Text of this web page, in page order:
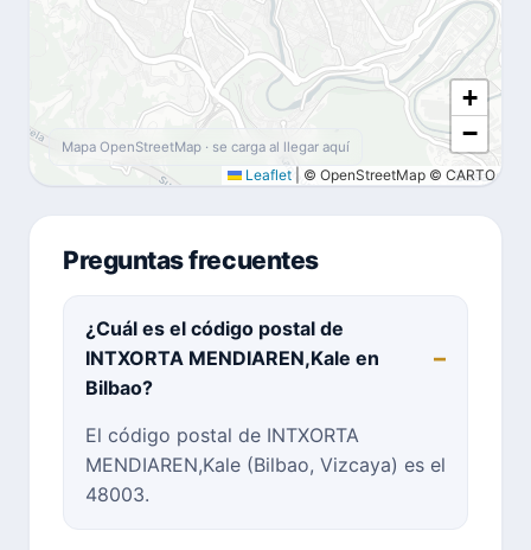
+
−
Leaflet © OpenStreetMap © CARTO
Mapa OpenStreetMap · se carga al llegar aquí
Preguntas frecuentes
¿Cuál es el código postal de
INTXORTA MENDIAREN,Kale en
Bilbao?
El código postal de INTXORTA
MENDIAREN,Kale (Bilbao, Vizcaya) es el
48003.